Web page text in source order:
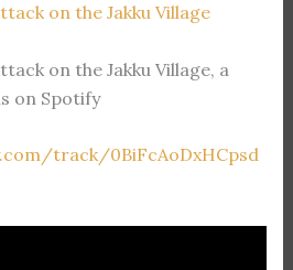
on the Jakku Village
on the Jakku Village, a
on Spotify
track/0BiFcAoDxHCpsd